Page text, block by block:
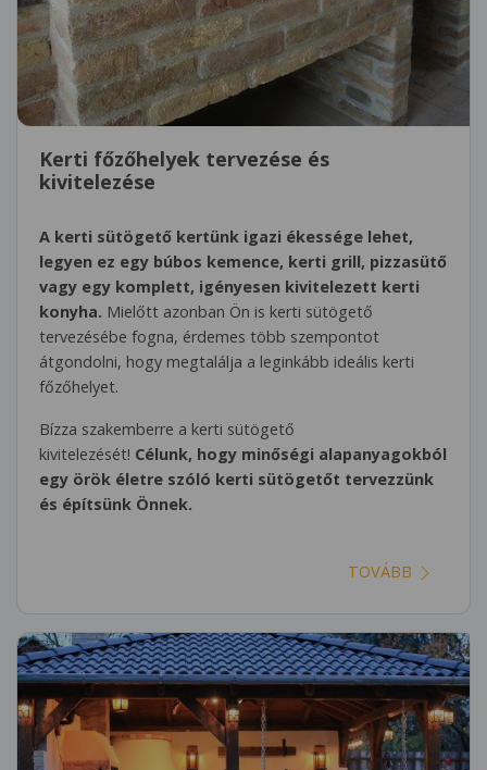
Kerti főzőhelyek tervezése és
kivitelezése
A kerti sütögető kertünk igazi ékessége lehet,
legyen ez egy búbos kemence, kerti grill, pizzasütő
vagy egy komplett, igényesen kivitelezett kerti
konyha. Mielőtt azonban Ön is kerti sütögető
tervezésébe fogna, érdemes több szempontot
átgondolni, hogy megtalálja a leginkább ideális kerti
főzőhelyet.
Bízza szakemberre a kerti sütögető
kivitelezését! Célunk, hogy minőségi alapanyagokból
egy örök életre szóló kerti sütögetőt tervezzünk
és építsünk Önnek.
TOVÁBB